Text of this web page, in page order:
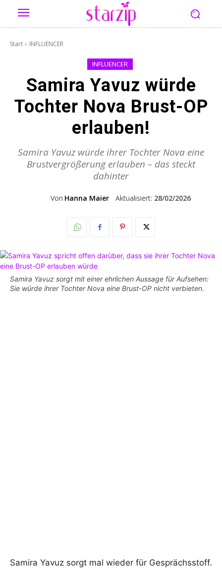
Start INFLUENCER
INFLUENCER
Samira Yavuz würde
Tochter Nova Brust-OP
erlauben!
Samira Yavuz würde ihrer Tochter Nova eine
Brustvergrößerung erlauben – das steckt
dahinter
Von Hanna Maier Aktualisiert: 28/02/2026
Samira Yavuz sorgt mit einer ehrlichen Aussage für Aufsehen:
Sie würde ihrer Tochter Nova eine Brust-OP nicht verbieten.
Samira Yavuz sorgt mal wieder für Gesprächsstoff.